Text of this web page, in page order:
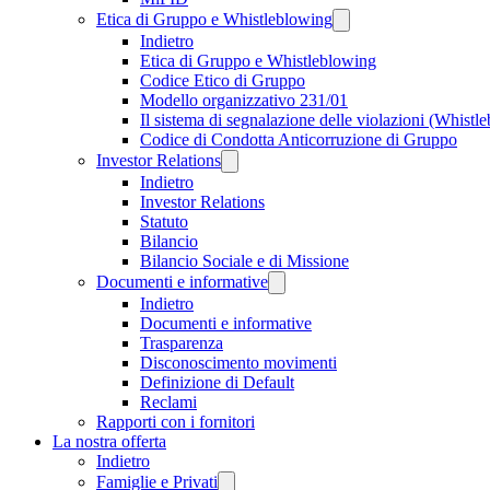
Etica di Gruppo e Whistleblowing
Indietro
Etica di Gruppo e Whistleblowing
Codice Etico di Gruppo
Modello organizzativo 231/01
Il sistema di segnalazione delle violazioni
Codice di Condotta Anticorruzione di Gruppo
Investor Relations
Indietro
Investor Relations
Statuto
Bilancio
Bilancio Sociale e di Missione
Documenti e informative
Indietro
Documenti e informative
Trasparenza
Disconoscimento movimenti
Definizione di Default
Reclami
Rapporti con i fornitori
La nostra offerta
Indietro
Famiglie e Privati